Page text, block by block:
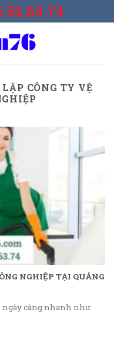
CÔNG TY VỆ
NGHIỆP TẠI QUẢNG
ngày càng nhanh như